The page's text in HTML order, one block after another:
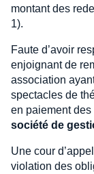
montant des
1).
Faute d’avoir
enjoignant de
association
spectacles de
en paiement
société de
Une cour
violation des